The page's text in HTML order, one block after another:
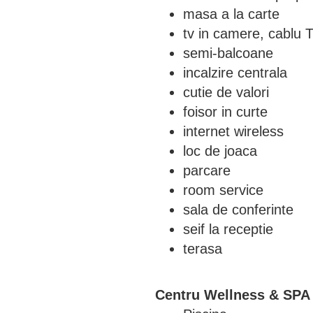
masa a la carte
tv in camere, cablu
semi-balcoane
incalzire centrala
cutie de valori
foisor in curte
internet wireless
loc de joaca
parcare
room service
sala de conferinte
seif la receptie
terasa
Centru Wellness & SPA